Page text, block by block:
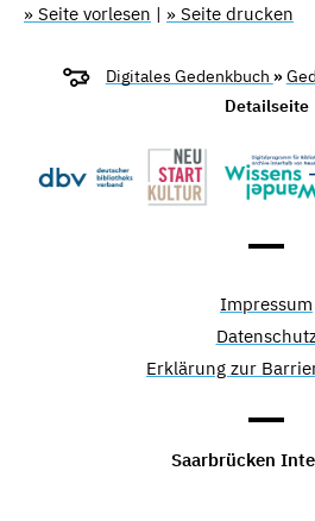
» Seite vorlesen | » Seite drucken
Digitales Gedenkbuch »
Detailseite
Impressum
Erklärung zur
Saarbrücken